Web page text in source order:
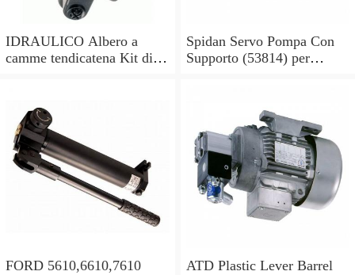
IDRAULICO Albero a
camme tendicatena Kit di
Spidan Servo Pompa Con
Supporto (53814) per
FORD 5610,6610,7610
ATD Plastic Lever Barrel